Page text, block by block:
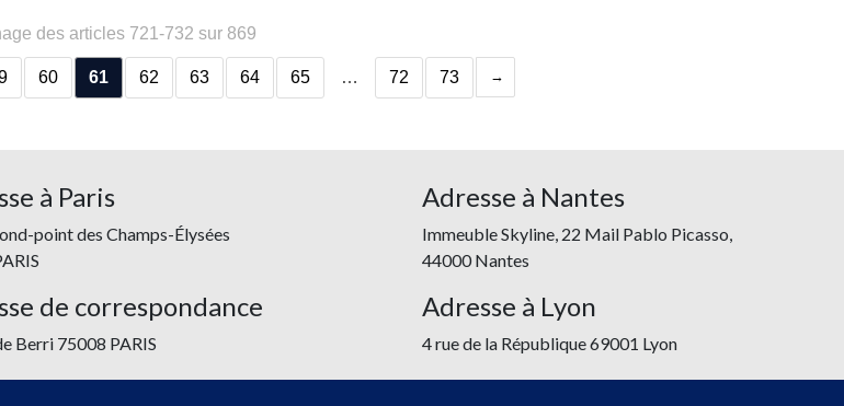
des articles 721-732 sur 869
60 61 62 63 64 65 … 72 73
à Paris
point des Champs-Élysées
de correspondance
Berri 75008 PARIS
Adresse à Nantes
Immeuble Skyline, 22 Mail Pablo Picasso,
44000 Nantes
Adresse à Lyon
4 rue de la République 69001 Lyon